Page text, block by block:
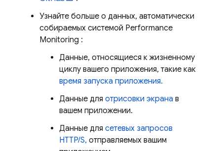
Узнайте больше о данных, автоматически
собираемых системой Performance
Monitoring :
Данные, относящиеся к жизненному
циклу вашего приложения, такие как
время запуска приложения.
Данные для отрисовки экрана в
вашем приложении.
Данные для сетевых запросов
HTTP/S, отправляемых вашим